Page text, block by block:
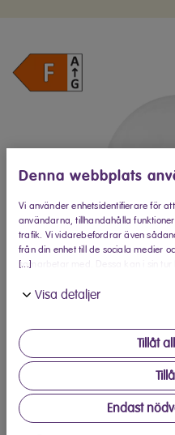
Denna webbplats
[...]
Vi använder enhetsidentifierare för
användarna, tillhandahålla
trafik. Vi vidarebefordrar även
från din enhet till de sociala medier
samarbetar med. Dessa kan i sin tur
använt deras tjänster.
Visa detaljer
Tillåt
Endast
Köp hos Elon